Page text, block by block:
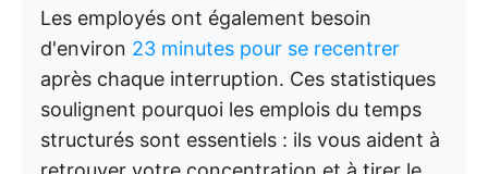
Les employés ont également besoin
d'environ 23 minutes pour se recentrer
après chaque interruption. Ces statistiques
soulignent pourquoi les emplois du temps
structurés sont essentiels : ils vous aident à